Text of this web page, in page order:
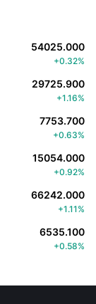
54025.000
+0.32%
29725.900
+1.16%
7753.700
+0.63%
15054.000
+0.92%
66242.000
+1.11%
6535.100
+0.58%